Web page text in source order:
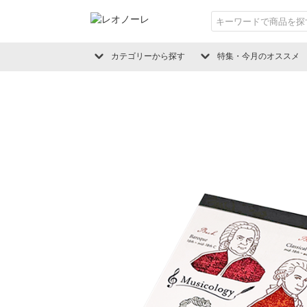
カテゴリーから探す 特集・今月のオススメ